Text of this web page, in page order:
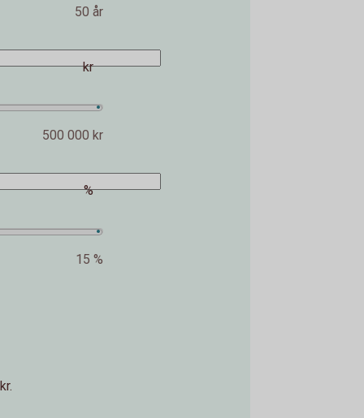
50 år
500 000 kr
kr
15 %
%